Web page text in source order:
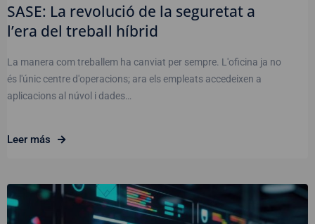
SASE: La revolució de la seguretat a
l’era del treball híbrid
La manera com treballem ha canviat per sempre. L'oficina ja no
és l'únic centre d'operacions; ara els empleats accedeixen a
aplicacions al núvol i dades…
Leer más